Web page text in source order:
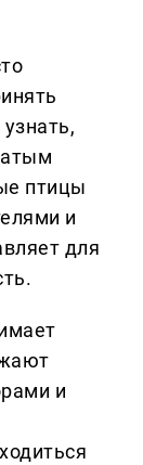
птицы
и
для
и